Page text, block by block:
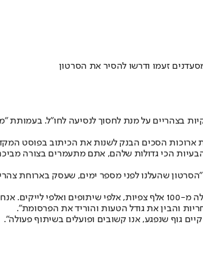
זעמו ודרשו להסיר את הסרטון
בצהריים על מנת לחסוך לנסיעה לחו"ל. בעמותת
הסכים הבנק לשנות את הכיתוב בפוסט
הכי גדולות שלהם, אתם מתעמרים בצורה
שהעלנו לפני מספר ימים, שעסק בארוחת
מור אמר ל"ישראל היום": "קיבלנו המון תלונות ממסעדות. הפרסומת הזו קיבלה
והבין את גודל הטעות והוריד את הפרסומת".
גוף שנפגע, אנו קשובים ופועלים בשיתוף פעולה".